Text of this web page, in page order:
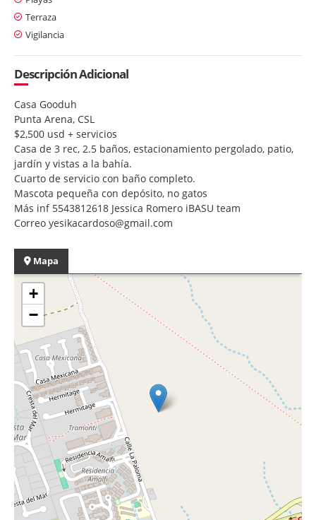
Terraza
Vigilancia
Descripción Adicional
Casa Gooduh
Punta Arena, CSL
$2,500 usd + servicios
Casa de 3 rec, 2.5 baños, estacionamiento pergolado, patio,
jardín y vistas a la bahía.
Cuarto de servicio con baño completo.
Mascota pequeña con depósito, no gatos
Más inf 5543812618 Jessica Romero iBASU team
Correo yesikacardoso@gmail.com
Mapa
+
−